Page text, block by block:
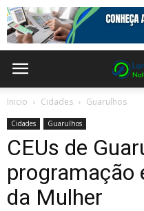
Inicio Cidades Guarulhos
Cidades Guarulhos
CEUs de
programação
da Mulher